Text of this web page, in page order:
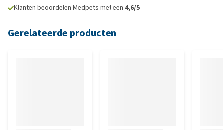
Klanten beoordelen Medpets met een 4,6/5
Gerelateerde producten